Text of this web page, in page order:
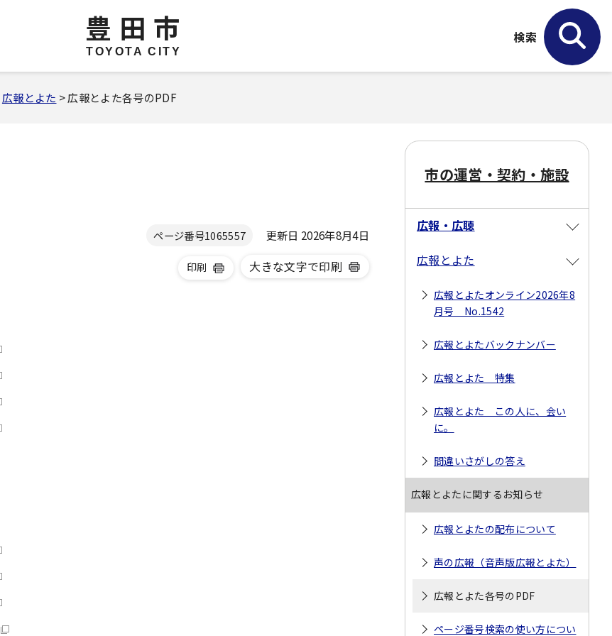
豊田市
TOYOTA CITY
検索
広報とよた > 広報とよた各号のPDF
ページ番号1065557 更新日 2026年8月4日
印刷 大きな文字で印刷
市の運営・契約・施設
広報・広聴
広報とよた
広報とよたオンライン2026年8
月号 No.1542
広報とよたバックナンバー
広報とよた 特集
広報とよた この人に、会い
に。
間違いさがしの答え
広報とよたに関するお知らせ
広報とよたの配布について
声の広報（音声版広報とよた）
広報とよた各号のPDF
ページ番号検索の使い方につい